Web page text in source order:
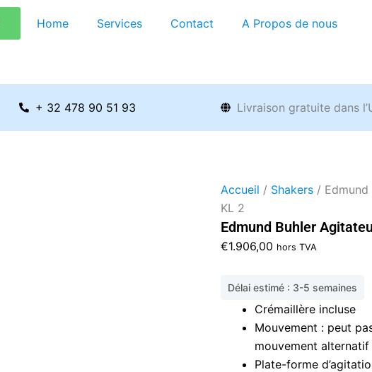
Home Services Contact A Propos de nous
+ 32 478 90 51 93 Livraison gratuite dans
Accueil / Shakers /
KL 2
Edmund Buhler
€1.906,00 hors TVA
Délai estimé : 3-5 semaines
Crémaillère incluse
Mouvement : peut
mouvement
Plate-forme